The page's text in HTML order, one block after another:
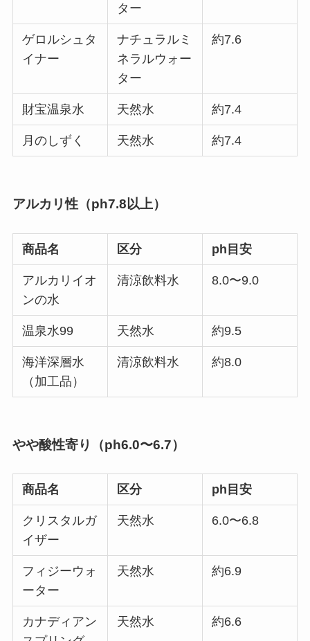
ター
ゲロルシュタ
イナー
ナチュラルミ
ネラルウォー
ター
約7.6
財宝温泉水 天然水 約7.4
月のしずく 天然水 約7.4
アルカリ性（ph7.8以上）
商品名 区分 ph目安
アルカリイオ
ンの水
清涼飲料水 8.0〜9.0
温泉水99 天然水 約9.5
海洋深層水
（加工品）
清涼飲料水 約8.0
やや酸性寄り（ph6.0〜6.7）
商品名 区分 ph目安
クリスタルガ
イザー
天然水 6.0〜6.8
フィジーウォ
ーター
天然水 約6.9
カナディアン
天然水 約6.6